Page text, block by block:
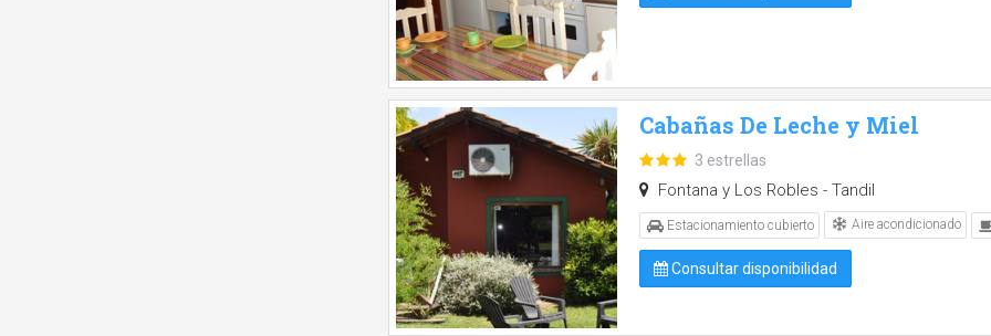
Cabañas De Leche y Miel
3 estrellas
Fontana y Los Robles - Tandil
Estacionamiento cubierto Aire acondicionado
Consultar disponibilidad